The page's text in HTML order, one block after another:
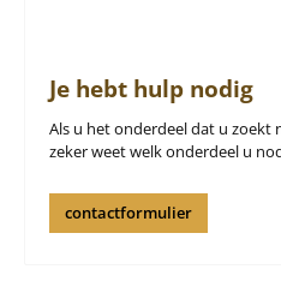
Je hebt hulp nodig
Als u het onderdeel dat u zoekt
zeker weet welk onderdeel u
contactformulier